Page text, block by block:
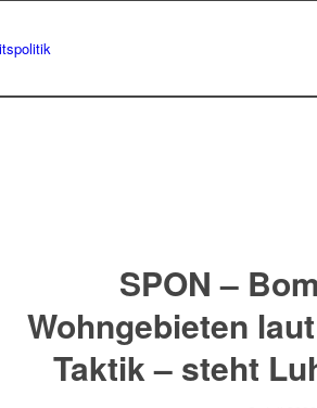
SPON –
Wohngebieten
Taktik – steht